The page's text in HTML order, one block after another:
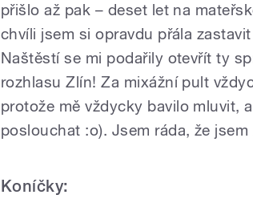
přišlo až pak – deset let na
chvíli jsem si opravdu přála
Naštěstí se mi podařily otevřít ty
rozhlasu Zlín! Za mixážní pult
protože mě vždycky bavilo mluvit,
poslouchat :o). Jsem ráda, že jsem
Koníčky: